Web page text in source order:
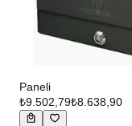
Paneli
₺9.502,79₺8.638,90